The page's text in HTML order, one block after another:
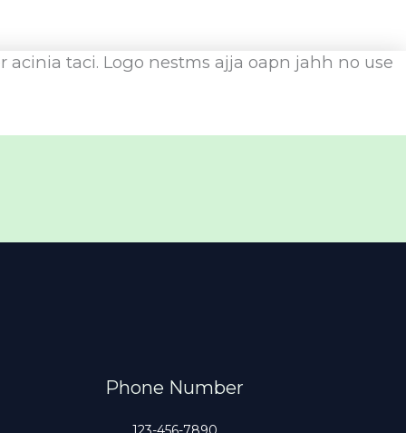
taci. Logo nestms ajja oapn jahh no use
Phone Number